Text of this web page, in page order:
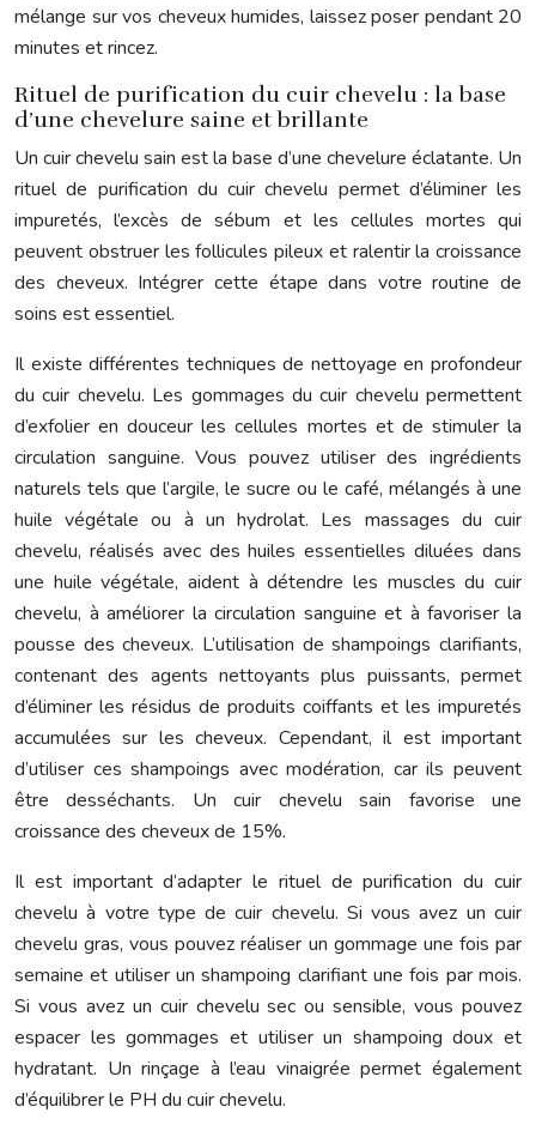
mélange sur vos cheveux humides, laissez poser pendant 20
minutes et rincez.
Rituel de purification du cuir chevelu : la base
d’une chevelure saine et brillante
Un cuir chevelu sain est la base d’une chevelure éclatante. Un
rituel de purification du cuir chevelu permet d’éliminer les
impuretés, l’excès de sébum et les cellules mortes qui
peuvent obstruer les follicules pileux et ralentir la croissance
des cheveux. Intégrer cette étape dans votre routine de
soins est essentiel.
Il existe différentes techniques de nettoyage en profondeur
du cuir chevelu. Les gommages du cuir chevelu permettent
d’exfolier en douceur les cellules mortes et de stimuler la
circulation sanguine. Vous pouvez utiliser des ingrédients
naturels tels que l’argile, le sucre ou le café, mélangés à une
huile végétale ou à un hydrolat. Les massages du cuir
chevelu, réalisés avec des huiles essentielles diluées dans
une huile végétale, aident à détendre les muscles du cuir
chevelu, à améliorer la circulation sanguine et à favoriser la
pousse des cheveux. L’utilisation de shampoings clarifiants,
contenant des agents nettoyants plus puissants, permet
d’éliminer les résidus de produits coiffants et les impuretés
accumulées sur les cheveux. Cependant, il est important
d’utiliser ces shampoings avec modération, car ils peuvent
être desséchants. Un cuir chevelu sain favorise une
croissance des cheveux de 15%.
Il est important d’adapter le rituel de purification du cuir
chevelu à votre type de cuir chevelu. Si vous avez un cuir
chevelu gras, vous pouvez réaliser un gommage une fois par
semaine et utiliser un shampoing clarifiant une fois par mois.
Si vous avez un cuir chevelu sec ou sensible, vous pouvez
espacer les gommages et utiliser un shampoing doux et
hydratant. Un rinçage à l’eau vinaigrée permet également
d’équilibrer le PH du cuir chevelu.